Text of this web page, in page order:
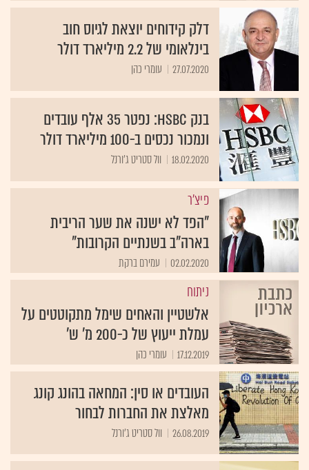
דלק קידוחים יוצאת לגיוס חוב
בינלאומי של 2.2 מיליארד דולר
27.07.2020 עומרי כהן
בנק HSBC: נפטר 35 אלף עובדים
ונמכור נכסים ב-100 מיליארד דולר
18.02.2020 וול סטריט ג'ורנל
פיצ'ר
"הפד לא ישנה את שער הריבית
בארה"ב בשנתיים הקרובות"
02.02.2020 עמירם ברקת
ניתוח
אלשטיין והאחים שימל מתקוטטים על
עמלת ייעוץ של כ-200 מ' ש'
17.12.2019 עומרי כהן
העובדים או סין: המחאה בהונג קונג
מאלצת את החברות לבחור
26.08.2019 וול סטריט ג'ורנל